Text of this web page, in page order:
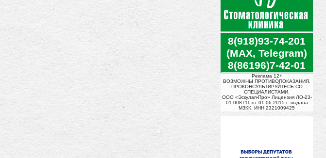
8(918)93-74-201
(MAX, Telegram)
8(86196)7-42-01
Реклама 12+
ВОЗМОЖНЫ ПРОТИВОПОКАЗАНИЯ.
ПРОКОНСУЛЬТИРУЙТЕСЬ СО
СПЕЦИАЛИСТАМИ.
ООО «Эскулап-Про» Лицензия ЛО-23-
01-008711 от 01.06.2015 г. выдана
МЗКК. ИНН 2321009425